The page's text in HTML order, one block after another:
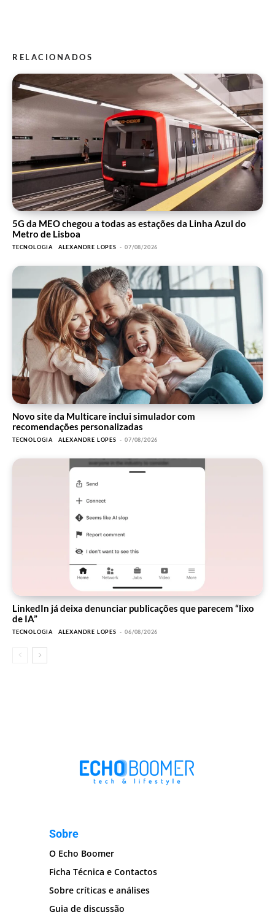
RELACIONADOS
5G da MEO chegou a todas as estações da Linha Azul do
Metro de Lisboa
TECNOLOGIA ALEXANDRE LOPES - 07/08/2026
Novo site da Multicare inclui simulador com
recomendações personalizadas
TECNOLOGIA ALEXANDRE LOPES - 07/08/2026
LinkedIn já deixa denunciar publicações que parecem “lixo
de IA”
TECNOLOGIA ALEXANDRE LOPES - 06/08/2026
Sobre
O Echo Boomer
Ficha Técnica e Contactos
Sobre críticas e análises
Guia de discussão